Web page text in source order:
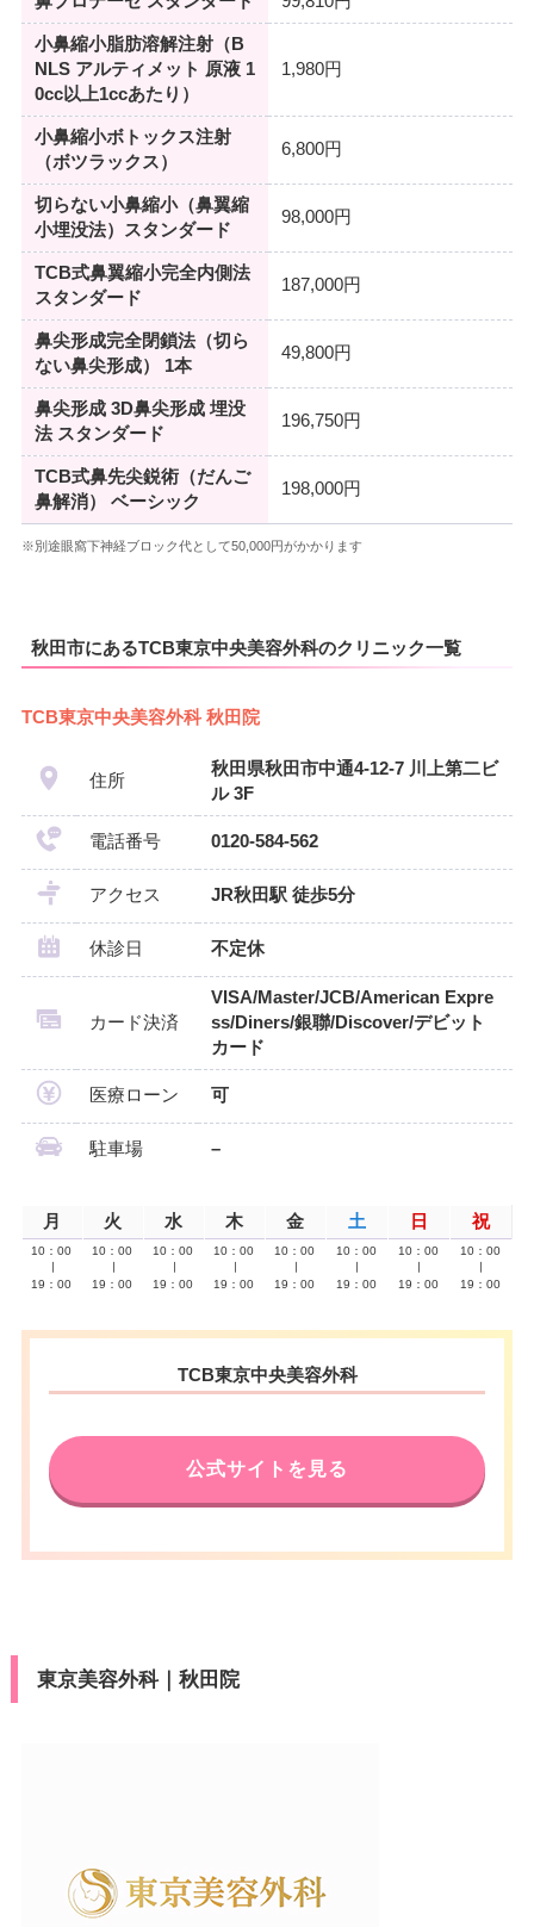
小鼻縮小脂肪溶解注射（B
NLS アルティメット 原液 1
0cc以上1ccあたり）
1,980円
小鼻縮小ボトックス注射
（ボツラックス）
6,800円
切らない小鼻縮小（鼻翼縮
小埋没法）スタンダード
98,000円
TCB式鼻翼縮小完全内側法
スタンダード
187,000円
鼻尖形成完全閉鎖法（切ら
ない鼻尖形成） 1本
49,800円
鼻尖形成 3D鼻尖形成 埋没
法 スタンダード
196,750円
TCB式鼻先尖鋭術（だんご
鼻解消） ベーシック
198,000円
※別途眼窩下神経ブロック代として50,000円がかかります
秋田市にあるTCB東京中央美容外科のクリニック一覧
TCB東京中央美容外科 秋田院
住所
秋田県秋田市中通4-12-7 川上第二ビ
ル 3F
電話番号 0120-584-562
アクセス JR秋田駅 徒歩5分
休診日 不定休
カード決済
VISA/Master/JCB/American Expre
ss/Diners/銀聯/Discover/デビット
カード
医療ローン 可
駐車場 –
月 火 水 木 金 土 日 祝
10：00
19：00
10：00
19：00
10：00
19：00
10：00
19：00
10：00
19：00
10：00
19：00
10：00
19：00
10：00
19：00
TCB東京中央美容外科
公式サイトを見る
東京美容外科｜秋田院